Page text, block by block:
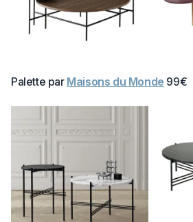
Palette par Maisons du Monde 99€